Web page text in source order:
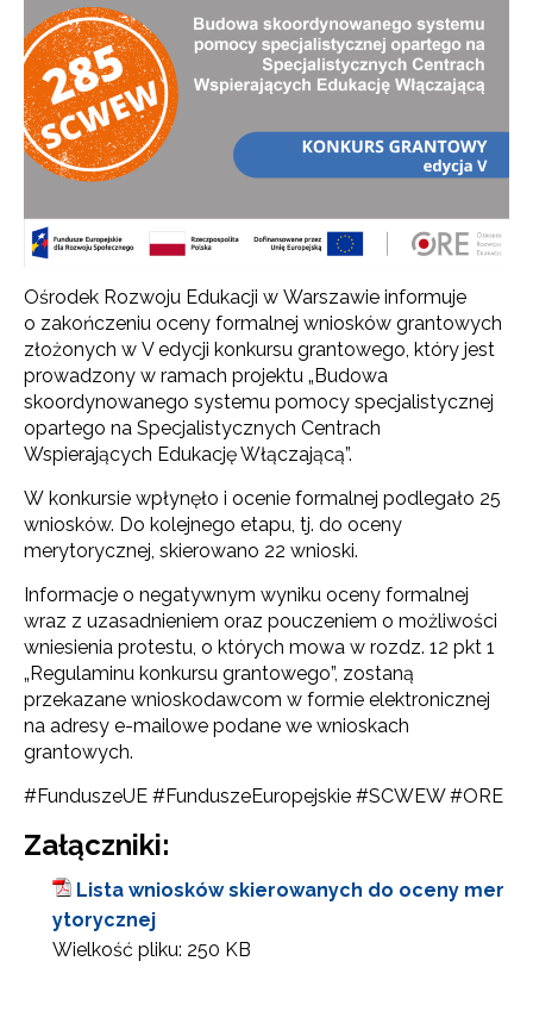
Ośrodek Rozwoju Edukacji w Warszawie informuje
o zakończeniu oceny formalnej wniosków grantowych
złożonych w V edycji konkursu grantowego, który jest
prowadzony w ramach projektu „Budowa
skoordynowanego systemu pomocy specjalistycznej
opartego na Specjalistycznych Centrach
Wspierających Edukację Włączającą”.
W konkursie wpłynęło i ocenie formalnej podlegało 25
wniosków. Do kolejnego etapu, tj. do oceny
merytorycznej, skierowano 22 wnioski.
Informacje o negatywnym wyniku oceny formalnej
wraz z uzasadnieniem oraz pouczeniem o możliwości
wniesienia protestu, o których mowa w rozdz. 12 pkt 1
„Regulaminu konkursu grantowego”, zostaną
przekazane wnioskodawcom w formie elektronicznej
na adresy e-mailowe podane we wnioskach
grantowych.
#FunduszeUE #FunduszeEuropejskie #SCWEW #ORE
Załączniki:
Lista wniosków skierowanych do oceny mer
ytorycznej
Wielkość pliku: 250 KB